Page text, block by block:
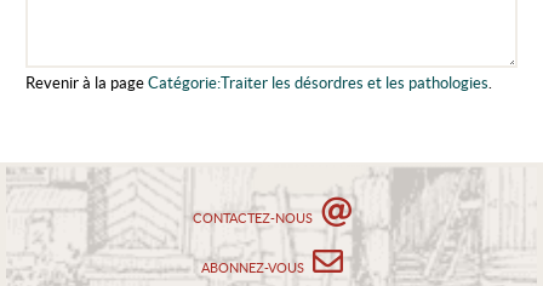
Revenir à la page Catégorie:Traiter les désordres et les pathologies.
CONTACTEZ-NOUS
ABONNEZ-VOUS